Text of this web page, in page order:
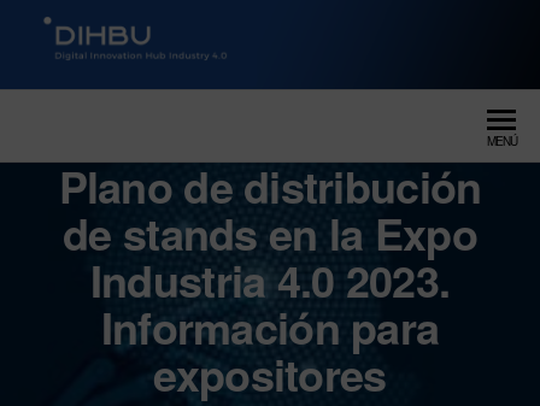
DIGITAL INNOVATION HUB
MENÚ
Plano de distribución
de stands en la Expo
Industria 4.0 2023.
Información para
expositores